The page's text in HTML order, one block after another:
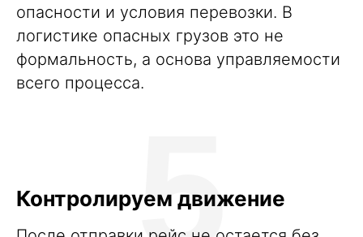
опасности и условия перевозки. В
логистике опасных грузов это не
формальность, а основа управляемости
всего процесса.
Контролируем движение
5